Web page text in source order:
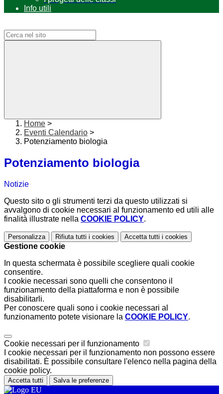
Info utili
Home >
Eventi Calendario >
Potenziamento biologia
Potenziamento biologia
Notizie
Questo sito o gli strumenti terzi da questo utilizzati si
avvalgono di cookie necessari al funzionamento ed utili alle
finalità illustrate nella COOKIE POLICY.
Personalizza Rifiuta tutti i cookies Accetta tutti i cookies
Gestione cookie
In questa schermata è possibile scegliere quali cookie
consentire.
I cookie necessari sono quelli che consentono il
funzionamento della piattaforma e non è possibile
disabilitarli.
Per conoscere quali sono i cookie necessari al
funzionamento potete visionare la COOKIE POLICY.
Cookie necessari per il funzionamento
I cookie necessari per il funzionamento non possono essere
disabilitati. È possibile consultare l'elenco nella pagina della
cookie policy.
Accetta tutti Salva le preferenze